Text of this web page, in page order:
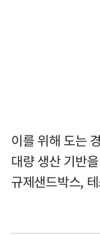
이를 위해 도는
대량 생산 기반
규제샌드박스,